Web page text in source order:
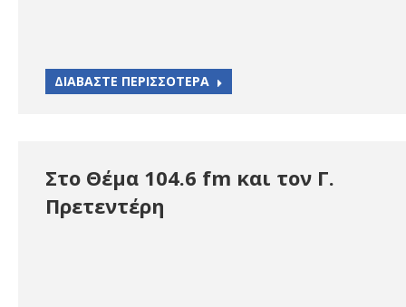
ΔΙΑΒΑΣΤΕ ΠΕΡΙΣΣΟΤΕΡΑ
Στο Θέμα 104.6 fm και τον Γ.
Πρετεντέρη